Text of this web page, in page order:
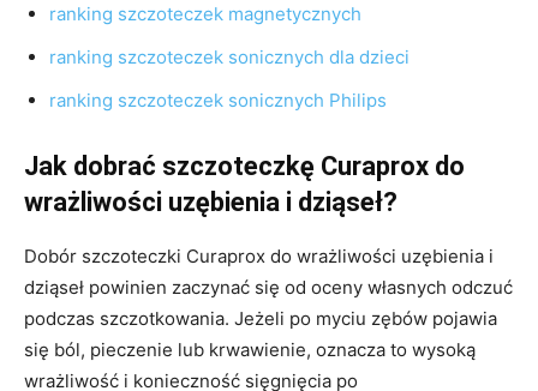
ranking szczoteczek magnetycznych
ranking szczoteczek sonicznych dla dzieci
ranking szczoteczek sonicznych Philips
Jak dobrać szczoteczkę Curaprox do
wrażliwości uzębienia i dziąseł?
Dobór szczoteczki Curaprox do wrażliwości uzębienia i
dziąseł powinien zaczynać się od oceny własnych odczuć
podczas szczotkowania. Jeżeli po myciu zębów pojawia
się ból, pieczenie lub krwawienie, oznacza to wysoką
wrażliwość i konieczność sięgnięcia po